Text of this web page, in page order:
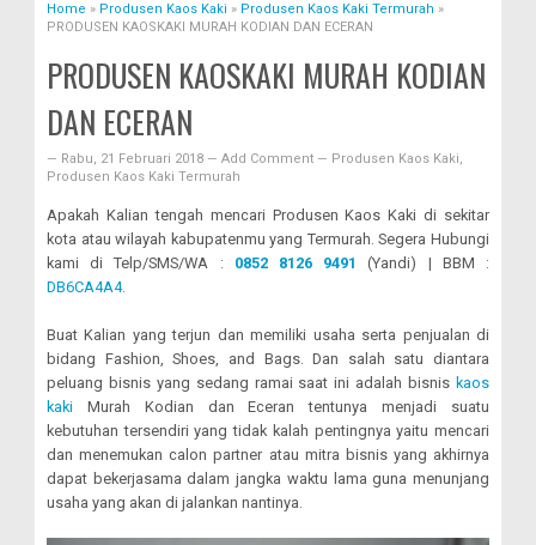
Home » Produsen Kaos Kaki » Produsen Kaos Kaki Termurah »
PRODUSEN KAOSKAKI MURAH KODIAN DAN ECERAN
PRODUSEN KAOSKAKI MURAH KODIAN
DAN ECERAN
— Rabu, 21 Februari 2018 — Add Comment — Produsen Kaos Kaki,
Produsen Kaos Kaki Termurah
Apakah Kalian tengah mencari Produsen Kaos Kaki di sekitar
kota atau wilayah kabupatenmu yang Termurah. Segera Hubungi
kami di Telp/SMS/WA : 0852 8126 9491
(Yandi) | BBM :
DB6CA4A4.
Buat Kalian yang terjun dan memiliki usaha serta penjualan di
bidang Fashion, Shoes, and Bags. Dan salah satu diantara
peluang bisnis yang sedang ramai saat ini adalah bisnis kaos
kaki Murah Kodian dan Eceran tentunya menjadi suatu
kebutuhan tersendiri yang tidak kalah pentingnya yaitu mencari
dan menemukan calon partner atau mitra bisnis yang akhirnya
dapat bekerjasama dalam jangka waktu lama guna menunjang
usaha yang akan di jalankan nantinya.